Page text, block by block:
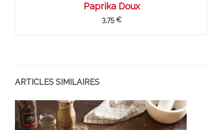
Paprika Doux
3,75 €
ARTICLES SIMILAIRES